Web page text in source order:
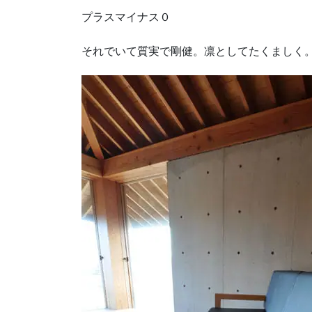
プラスマイナス０
それでいて質実で剛健。凛としてたくましく